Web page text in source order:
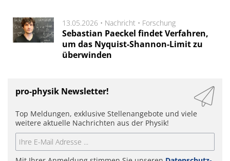
13.05.2026 • Nachricht • Forschung
Sebastian Paeckel findet Verfahren,
um das Nyquist-Shannon-Limit zu
überwinden
pro-physik Newsletter!
Top Meldungen, exklusive Stellenangebote und viele
weitere aktuelle Nachrichten aus der Physik!